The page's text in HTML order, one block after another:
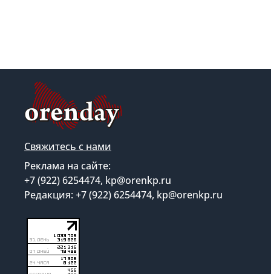
Свяжитесь с нами
Реклама на сайте:
+7 (922) 6254474, kp@orenkp.ru
Редакция: +7 (922) 6254474, kp@orenkp.ru